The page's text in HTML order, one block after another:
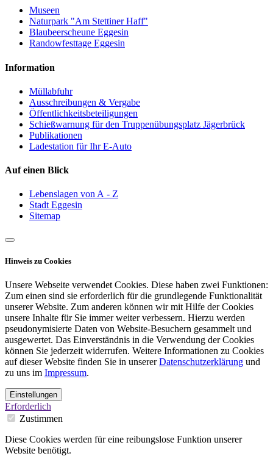
Museen
Naturpark "Am Stettiner Haff"
Blaubeerscheune Eggesin
Randowfesttage Eggesin
Information
Müllabfuhr
Ausschreibungen & Vergabe
Öffentlichkeitsbeteiligungen
Schießwarnung für den Truppenübungsplatz Jägerbrück
Publikationen
Ladestation für Ihr E-Auto
Auf einen Blick
Lebenslagen von A - Z
Stadt Eggesin
Sitemap
Hinweis zu Cookies
Unsere Webseite verwendet Cookies. Diese haben zwei Funktionen:
Zum einen sind sie erforderlich für die grundlegende Funktionalität
unserer Website. Zum anderen können wir mit Hilfe der Cookies
unsere Inhalte für Sie immer weiter verbessern. Hierzu werden
pseudonymisierte Daten von Website-Besuchern gesammelt und
ausgewertet. Das Einverständnis in die Verwendung der Cookies
können Sie jederzeit widerrufen. Weitere Informationen zu Cookies
auf dieser Website finden Sie in unsererDatenschutzerklärung und
zu uns im Impressum.
Einstellungen
Erforderlich
Zustimmen
Diese Cookies werden für eine reibungslose Funktion unserer
Website benötigt.